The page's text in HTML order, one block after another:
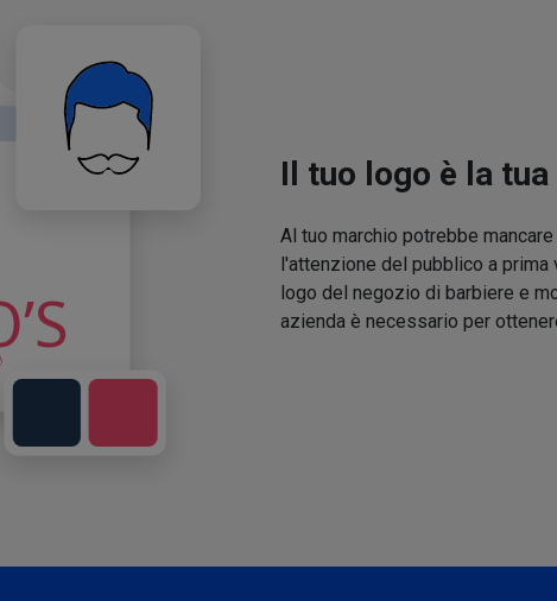
Il tuo logo è la
Al tuo marchio potrebbe
l'attenzione del pubblico a
logo del negozio di barbiere e
azienda è necessario per